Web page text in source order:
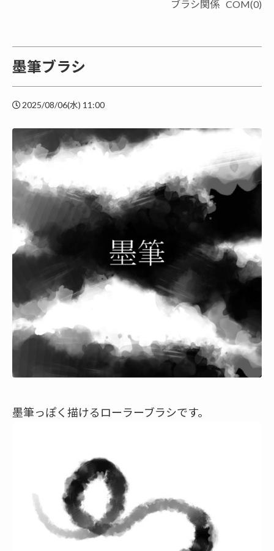
ブラシ関係 COM(0)
墨筆ブラシ
2025/08/06(水) 11:00
墨筆っぽく描けるローラーブラシです。